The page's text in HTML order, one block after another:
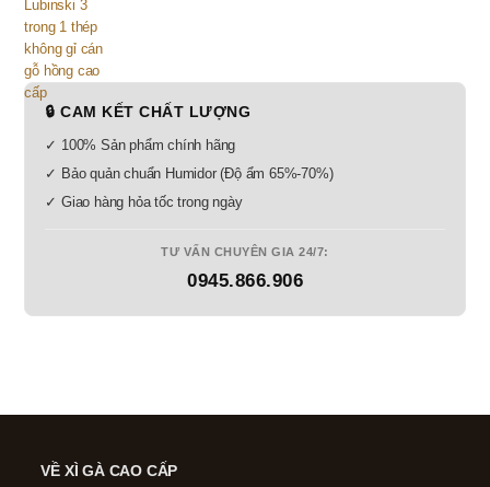
🔒 CAM KẾT CHẤT LƯỢNG
✓ 100% Sản phẩm chính hãng
✓ Bảo quản chuẩn Humidor (Độ ẩm 65%-70%)
✓ Giao hàng hỏa tốc trong ngày
TƯ VẤN CHUYÊN GIA 24/7:
0945.866.906
VỀ XÌ GÀ CAO CẤP